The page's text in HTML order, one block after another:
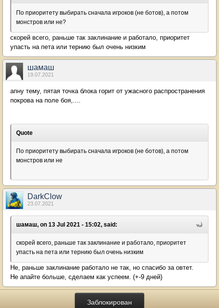
По приоритету выбирать сначала игроков (не ботов), а потом
монстров или не?
скорей всего, раньше так заклинание и работало, приоритет
упасть на пета или тернию был очень низким
шамаш
19.07.2021
апну тему, пятая точка блока горит от ужасного распространения
покрова на поле боя,....
Quote
По приоритету выбирать сначала игроков (не ботов), а потом
монстров или не
DarkClow
23.07.2021
шамаш, on 13 Jul 2021 - 15:02, said:
скорей всего, раньше так заклинание и работало, приоритет
упасть на пета или тернию был очень низким
Не, раньше заклинание работало не так, но спасибо за овтет.
Не апайте больше, сделаем как успеем. (+-9 дней)
Заблокирован